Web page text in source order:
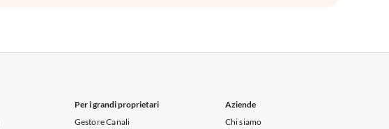
Per i grandi proprietari
Gestore Canali
Aziende
Chi siamo